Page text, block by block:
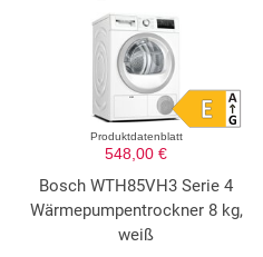
Produktdatenblatt
548,00 €
Bosch WTH85VH3 Serie 4
Wärmepumpentrockner 8 kg,
weiß